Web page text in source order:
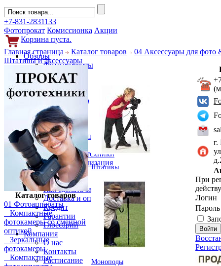
+7-831-2831133
Фотопрокат Комиссионка Акции
Корзина пуста.
Обзоры
Фотоаппараты
Объективы
Фильтры
Новости
Фото и видео
Гаджеты
Аксессуары
Слухи
Новости компании
Услуги
Прокат фототехники
Выкуп и реализация
Покупателям
Акции
Как сделать заказ
Доставка и оплата
Кредит
Гарантии
Глоссарий
Компания
О нас
Контакты
Расписание
Главная страница Каталог товаров
04 Аксессуары для фото
Штативы и аксессуары
Каталог товаров
01 Фотоаппараты
Компактные
фотокамеры со сменной
оптикой
Зеркальные
фотокамеры
Компактные
Штативы
Моноподы
При
Логин